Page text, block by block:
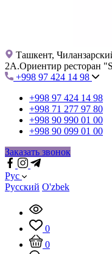
Ташкент,
2А.Ориентир ресторан
+998 97 424 14 98
+998 97 424 14 98
+998 71 277 97 80
+998 90 990 01 00
+998 90 099 01 00
Заказать звонок
Рус
Русский O'zbek
0
0